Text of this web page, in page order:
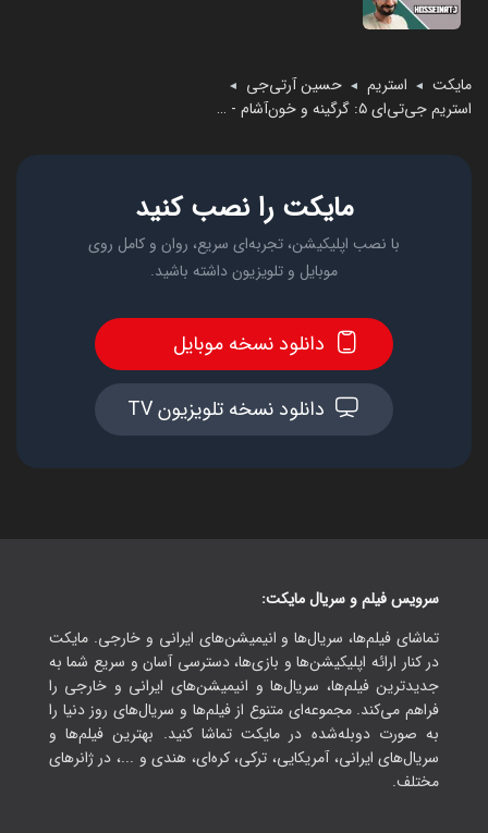
مایکت ◄ استریم ◄ حسین آرتی‌جی ◄
استریم جی‌تی‌ای ۵: گرگینه و خون‌آشام - حسین آرتی‌جی
مایکت را نصب کنید
با نصب اپلیکیشن، تجربه‌ای سریع، روان و کامل روی
موبایل و تلویزیون داشته باشید.
دانلود نسخه موبایل
دانلود نسخه تلویزیون TV
سرویس فیلم و سریال مایکت:
تماشای فیلم‌ها، سریال‌ها و انیمیشن‌های ایرانی و خارجی. مایکت
در کنار ارائه اپلیکیشن‌ها و بازی‌ها، دسترسی آسان و سریع شما به
جدیدترین فیلم‌ها، سریال‌ها و انیمیشن‌های ایرانی و خارجی را
فراهم می‌کند. مجموعه‌ای متنوع از فیلم‌ها و سریال‌های روز دنیا را
به صورت دوبله‌شده در مایکت تماشا کنید. بهترین فیلم‌ها و
سریال‌های ایرانی، آمریکایی، ترکی، کره‌ای، هندی و ...، در ژانرهای
مختلف.